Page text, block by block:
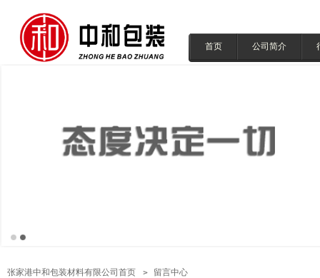
首页 公司简介
张家港中和包装材料有限公司首页 留言中心